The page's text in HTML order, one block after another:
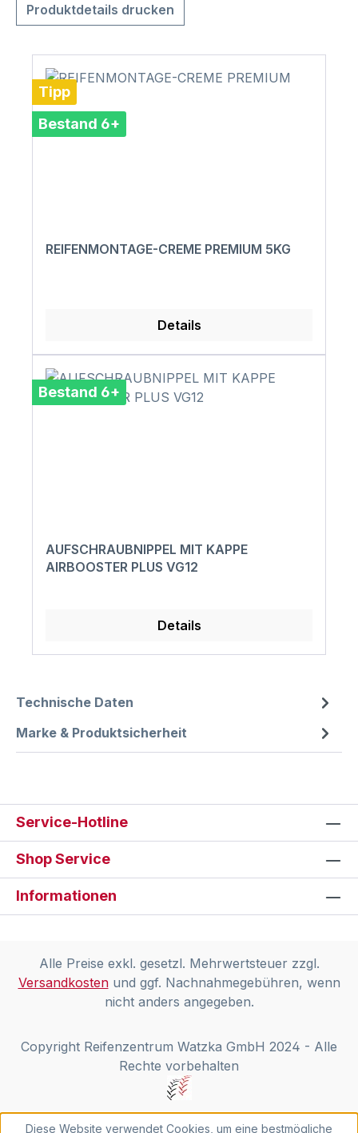
Produktdetails drucken
Tipp
Bestand 6+
REIFENMONTAGE-CREME PREMIUM 5KG
Details
Bestand 6+
AUFSCHRAUBNIPPEL MIT KAPPE
AIRBOOSTER PLUS VG12
Details
Technische Daten
Marke & Produktsicherheit
Service-Hotline
Shop Service
Informationen
Alle Preise exkl. gesetzl. Mehrwertsteuer zzgl.
Versandkostenund ggf. Nachnahmegebühren, wenn
nicht anders angegeben.
Copyright Reifenzentrum Watzka GmbH 2024 - Alle
Rechte vorbehalten
Diese Website verwendet Cookies, um eine bestmögliche